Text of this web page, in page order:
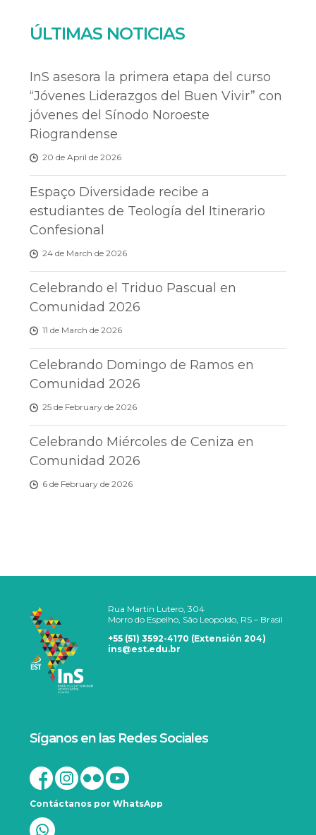
ÚLTIMAS NOTICIAS
InS asesora la primera etapa del curso
“Jóvenes Liderazgos del Buen Vivir” con
jóvenes del Sínodo Noroeste
Riograndense
20 de April de 2026
Espaço Diversidade recibe a
estudiantes de Teología del Itinerario
Confesional
24 de March de 2026
Celebrando el Triduo Pascual en
Comunidad 2026
11 de March de 2026
Celebrando Domingo de Ramos en
Comunidad 2026
25 de February de 2026
Celebrando Miércoles de Ceniza en
Comunidad 2026
6 de February de 2026
Rua Martin Lutero, 304
Morro do Espelho, São Leopoldo, RS – Brasil
+55 (51) 3592-4170 (Extensión 204)
ins@est.edu.br
Síganos en las Redes Sociales
Contáctanos por WhatsApp